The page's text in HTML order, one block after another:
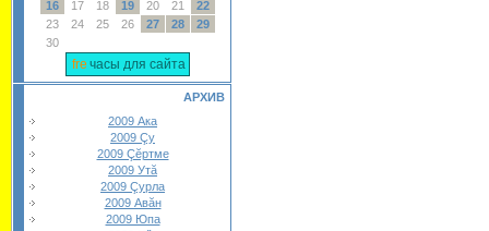
16
17 18 19 20 21
22
23
24 25 26 27 28
29
30
часы для сайта
АРХИВ
2009 Ака
2009 Çу
2009 Çĕртме
2009 Утă
2009 Çурла
2009 Авăн
2009 Юпа